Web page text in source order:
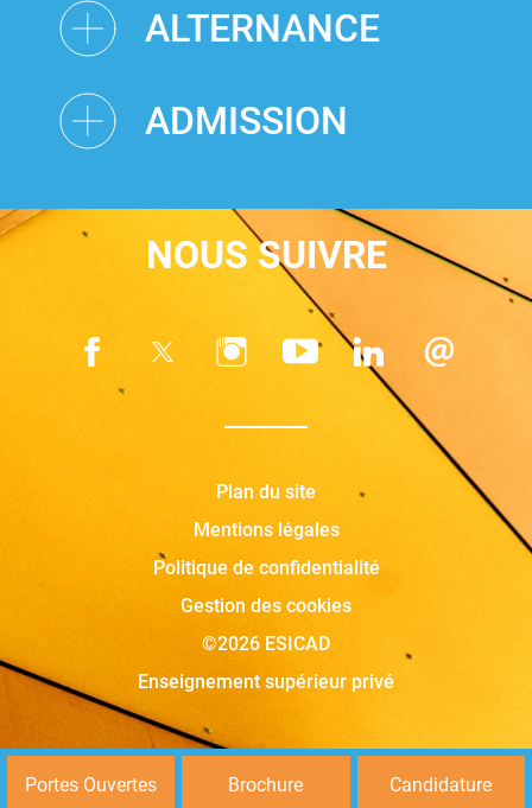
ALTERNANCE
ADMISSION
NOUS SUIVRE
Plan du site
Mentions légales
Politique de confidentialité
Gestion des cookies
©2026 ESICAD
Enseignement supérieur privé
Portes Ouvertes Brochure Candidature